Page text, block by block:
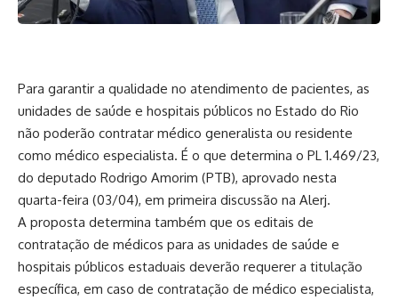
Para garantir a qualidade no atendimento de pacientes, as
unidades de saúde e hospitais públicos no Estado do Rio
não poderão contratar médico generalista ou residente
como médico especialista. É o que determina o PL 1.469/23,
do deputado Rodrigo Amorim (PTB), aprovado nesta
quarta-feira (03/04), em primeira discussão na Alerj.
A proposta determina também que os editais de
contratação de médicos para as unidades de saúde e
hospitais públicos estaduais deverão requerer a titulação
específica, em caso de contratação de médico especialista,